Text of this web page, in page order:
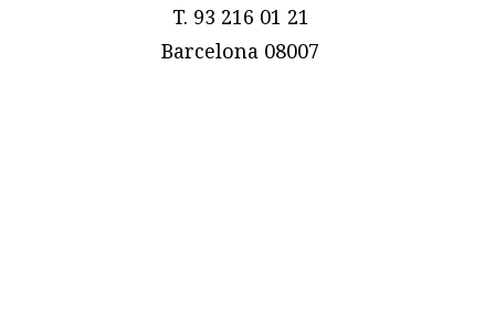
T. 93 216 01 21
Barcelona 08007